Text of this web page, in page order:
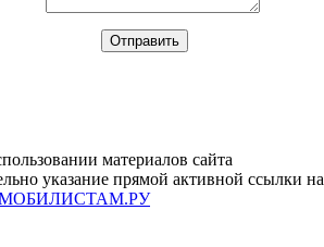
материалов сайта
указание прямой активной ссылки на